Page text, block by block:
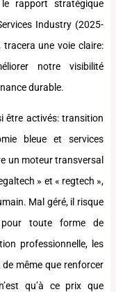
rapport stratégique
Industry (2025-
une voie claire:
notre visibilité
durable.
être activés: transition
bleue et services
un moteur transversal
» et « regtech »,
Mal géré, il risque
pour toute forme de
professionnelle, les
même que renforcer
qu’à ce prix que